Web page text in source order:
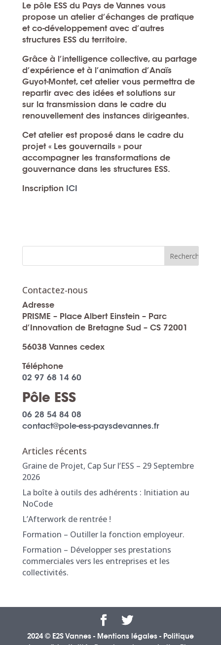
Le pôle ESS du Pays de Vannes vous
propose un atelier d’échanges de pratique
et co-développementavec d’autres
structures ESS du territoire.
Grâce à l’intelligence collective, au partage
d’expérience et à l’animation d’Anaïs
Guyot-Montet, cet atelier vous permettra de
repartir avec des idées et solutions sur
sur la transmission dans le cadre du
renouvellement des instances dirigeantes.
Cet atelier est proposé dans le cadre du
projet « Les gouvernails » pour
accompagner les transformations de
gouvernance dans les structures ESS.
Inscription ICI
Contactez-nous
Adresse
PRISME – Place Albert Einstein – Parc
d’Innovation de Bretagne Sud – CS 72001
56038 Vannes cedex
Téléphone
02 97 68 14 60
Pôle ESS
06 28 54 84 08
contact@pole-ess-paysdevannes.fr
Articles récents
Graine de Projet, Cap Sur l’ESS – 29 Septembre
2026
La boîte à outils des adhérents : Initiation au
NoCode
L’Afterwork de rentrée !
Formation – Outiller la fonction employeur.
Formation – Développer ses prestations
commerciales vers les entreprises et les
collectivités.
2024 © E2S Vannes - Mentions légales- Politique